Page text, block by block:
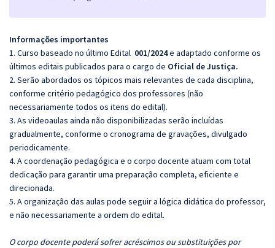
Informações importantes
1. Curso baseado no último Edital 001/2024e adaptado conforme os
últimos editais publicados para o cargo de Oficial de Justiça.
2. Serão abordados os tópicos mais relevantes de cada disciplina,
conforme critério pedagógico dos professores (não
necessariamente todos os itens do edital).
3. As videoaulas ainda não disponibilizadas serão incluídas
gradualmente, conforme o cronograma de gravações, divulgado
periodicamente.
4. A coordenação pedagógica e o corpo docente atuam com total
dedicação para garantir uma preparação completa, eficiente e
direcionada.
5. A organização das aulas pode seguir a lógica didática do professor,
e não necessariamente a ordem do edital.
O corpo docente poderá sofrer acréscimos ou substituições por